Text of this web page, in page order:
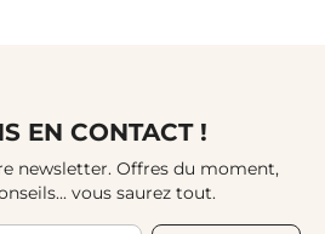
EN CONTACT !
newsletter. Offres du moment,
vous saurez tout.